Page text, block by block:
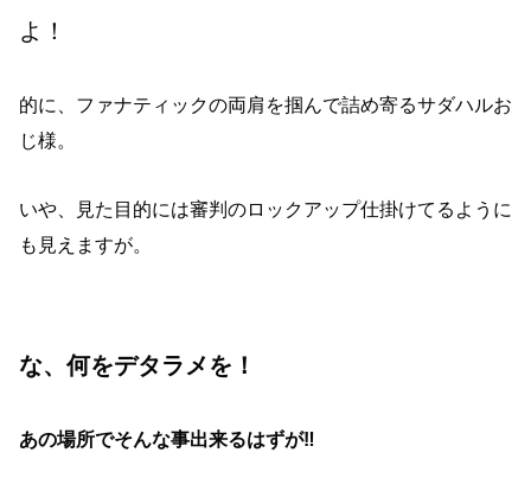
よ！
的に、ファナティックの両肩を掴んで詰め寄るサダハルお
じ様。
いや、見た目的には審判のロックアップ仕掛けてるように
も見えますが。
な、何をデタラメを！
あの場所でそんな事出来るはずが‼︎